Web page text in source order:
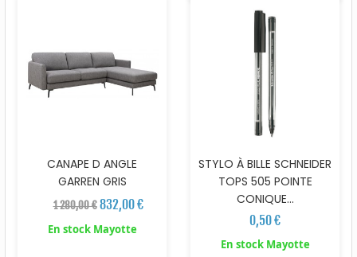
CANAPE D ANGLE
GARREN GRIS
1 280,00 € 832,00 €
En stock Mayotte
STYLO À BILLE SCHNEIDER
TOPS 505 POINTE
CONIQUE...
0,50 €
En stock Mayotte